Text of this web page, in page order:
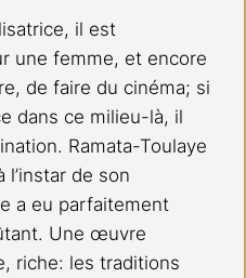
il est
une femme, et encore
de faire du cinéma; si
dans ce milieu-là, il
Ramata-Toulaye
l’instar de son
a eu parfaitement
Une œuvre
riche: les traditions